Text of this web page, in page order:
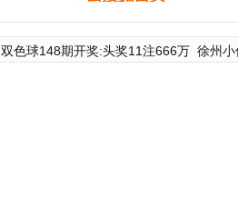
双色球148期开奖:头奖11注666万 徐州